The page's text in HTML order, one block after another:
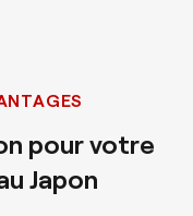
pour votre
Japon